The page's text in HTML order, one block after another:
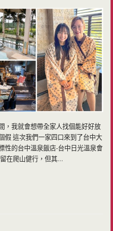
，我就會想帶全家人找個能好好放
假 這次我們一家四口來到了台中大
性的台中溫泉飯店-台中日光溫泉會
在爬山健行，但其…